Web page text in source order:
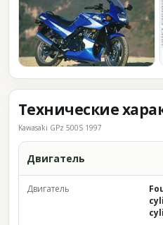
Технические
Kawasaki GPz 500S 1997
Двигатель
Двигатель